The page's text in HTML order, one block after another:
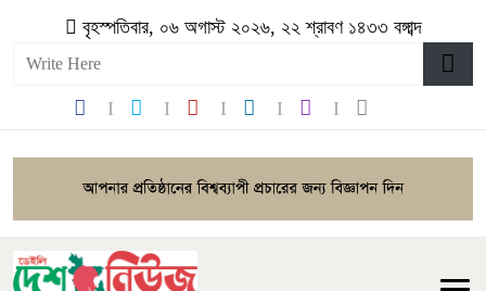
বৃহস্পতিবার, ০৬ অগাস্ট ২০২৬, ২২ শ্রাবণ ১৪৩৩ বঙ্গাব্দ